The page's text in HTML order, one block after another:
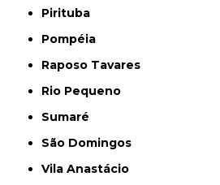
Pirituba
Pompéia
Raposo Tavares
Rio Pequeno
Sumaré
São Domingos
Vila Anastácio